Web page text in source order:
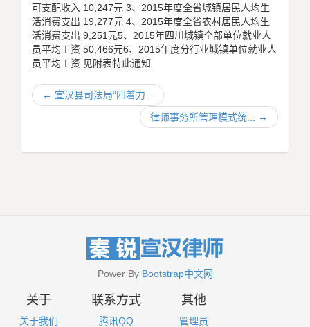
可支配收入 10,247元 3、2015年度全省城镇居民人均生
活消费支出 19,277元 4、2015年度全省农村居民人均生
活消费支出 9,251元5、2015年四川城镇全部单位就业人
员平均工资 50,466元6、2015年度分行业城镇单位就业人
员平均工资 见附表特此通知
← 宣汉县司法局“四着力...
律师事务所管理模式统...
→
Power By Bootstrap中文网
关于
关于我们
联系方式
腾讯QQ
其他
管理员